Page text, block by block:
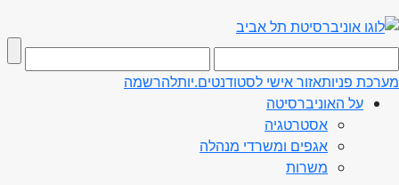
מערכת פניותאזור אישי לסטודנטים.יותלהרשמה
על האוניברסיטה
אסטרטגיה
אגפים ומשרדי מנהלה
משרות